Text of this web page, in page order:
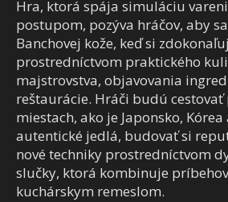
Hra, ktorá spája simuláciu
postupom, pozýva hráčov, aby
Banchovej kože, keď si
prostredníctvom praktického
majstrovstva, objavovania
reštaurácie. Hráči budú
miestach, ako je Japonsko, Kórea
autentické jedlá, budovať si
nové techniky prostredníctvom
slučky, ktorá kombinuje
kuchárskym remeslom.